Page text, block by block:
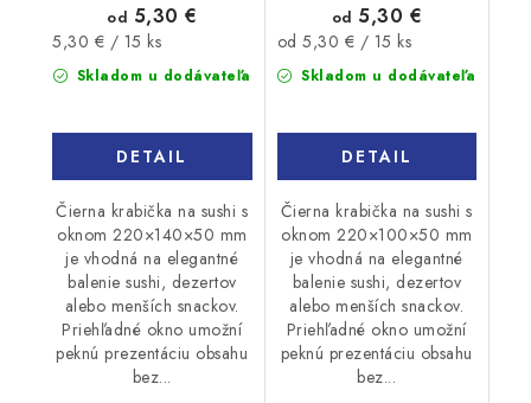
Skladom u dodávateľa
od 5,30 €
Jednotková
cena:
5,30 € / 15 ks
DETAIL
Čierna krabička na sushi s
oknom 220×140×50 mm
je vhodná na elegantné
balenie sushi, dezertov
alebo menších snackov.
Priehľadné okno umožní
peknú prezentáciu obsahu
bez...
Skladom u dodávateľa
od 5,30 €
Jednotková
cena:
od 5,30 € / 15 ks
DETAIL
Čierna krabička na sushi s
oknom 220×100×50 mm
je vhodná na elegantné
balenie sushi, dezertov
alebo menších snackov.
Priehľadné okno umožní
peknú prezentáciu obsahu
bez...